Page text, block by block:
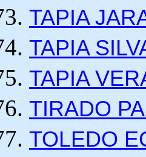
TAPIA
TAPIA
TAPIA
TIRADO
TOLEDO